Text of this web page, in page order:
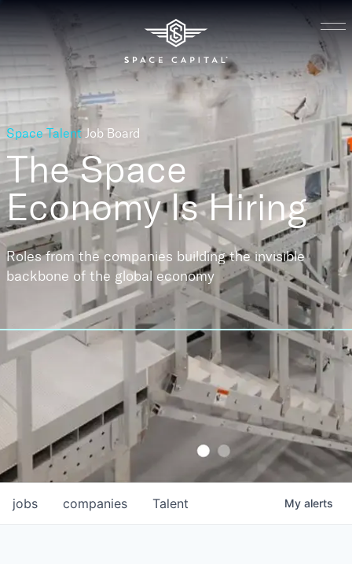
Space Talent Job Board
The Space
EconomyIs Hiring
Roles from the companies building the invisible
backbone of the global economy
jobs companies Talent My alerts